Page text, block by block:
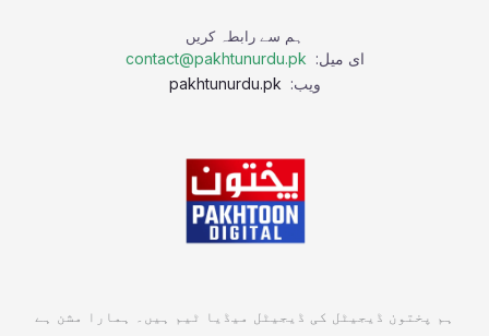
ہم سے رابطہ کریں
ای میل: contact@pakhtunurdu.pk
ویب:
ہم پختون ڈیجیٹل کی ڈیجیٹل میڈیا ٹیم ہیں۔ ہمارا مشن ہے